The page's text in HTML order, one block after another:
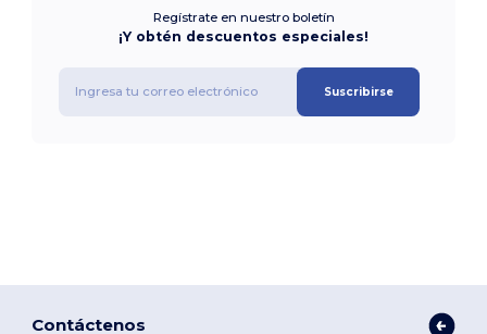
Regístrate en nuestro boletín
¡Y obtén descuentos especiales!
Suscribirse
Contáctenos